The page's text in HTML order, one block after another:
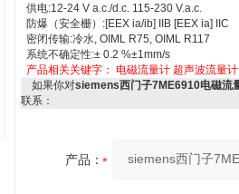
供电:12-24 V a.c./d.c. 115-230 V.a.c.
防爆（安全栅）:[EEX ia/ib] IIB [EEX ia] IIC
密闭传输:冷水, OIML R75, OIML R117
系统不确定性:± 0.2 %±1mm/s
产品相关关键字： 电磁流量计 超声波流量计
如果你对siemens西门子7ME6910电磁流
联系：
产品：